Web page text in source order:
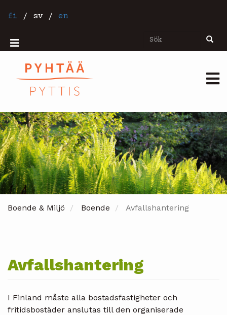
tillfi / sv / en
Sök Sök
Mobiilivalikko
Boende & Miljö Boende Avfallshantering
Avfallshantering
I Finland måste alla bostadsfastigheter och
fritidsbostäder anslutas till den organiserade